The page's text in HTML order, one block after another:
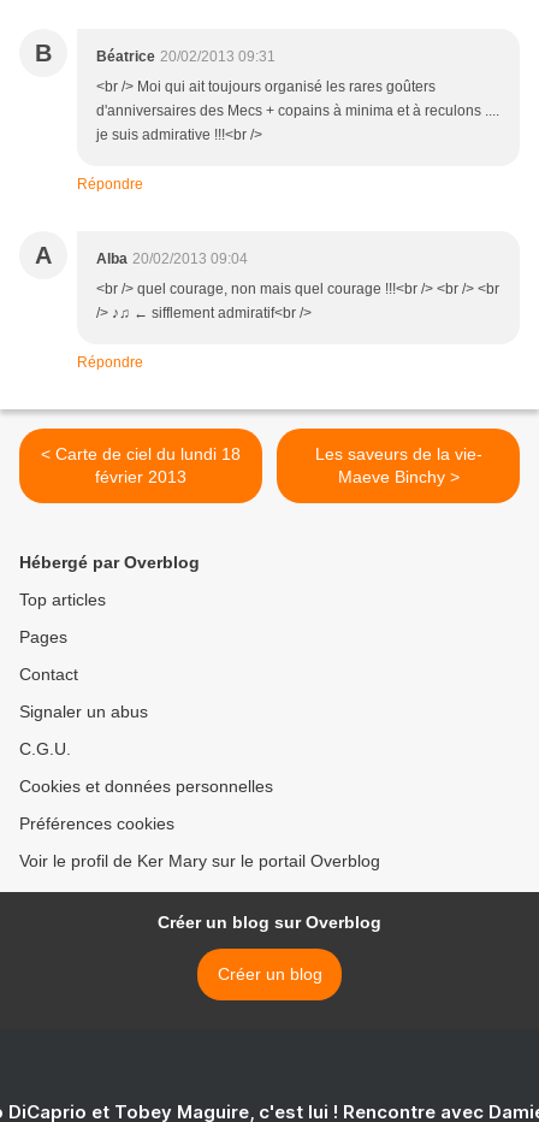
B Béatrice 20/02/2013 09:31
<br /> Moi qui ait toujours organisé les rares goûters
d'anniversaires des Mecs + copains à minima et à reculons ....
je suis admirative !!!<br />
Répondre
A Alba 20/02/2013 09:04
<br /> quel courage, non mais quel courage !!!<br /> <br /> <br
/> ♪♫ ← sifflement admiratif<br />
Répondre
< Carte de ciel du lundi 18
février 2013
Les saveurs de la vie-
Maeve Binchy >
Hébergé par Overblog
Top articles
Pages
Contact
Signaler un abus
C.G.U.
Cookies et données personnelles
Préférences cookies
Voir le profil de Ker Mary sur le portail Overblog
Créer un blog sur Overblog
Créer un blog
DiCaprio et Tobey Maguire, c'est lui ! Rencontre avec